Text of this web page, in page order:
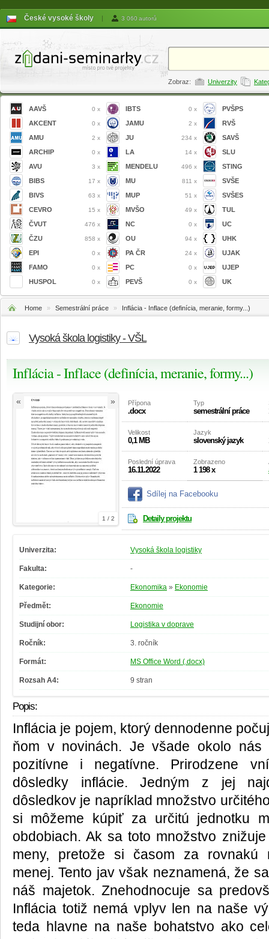
České vysoké školy | 3 060 autorů
Zobraz: Univerzity
AAVŠ 0 x
AKCENT 0 x
AMU 2 x
ARCHIP 0 x
AVU 3 x
BIBS 17 x
BIVS 63 x
CEVRO 15 x
ČVUT 476 x
ČZU 858 x
EPI 0 x
FAMO 0 x
HUSPOL 0 x
IBTS 0 x
JAMU 2 x
JU 234 x
LA 14 x
MENDELU 496 x
MU 811 x
MUP 51 x
MVŠO 49 x
NC 0 x
OU 94 x
PA ČR 24 x
PC 0 x
PEVŠ 0 x
PVŠPS
RVŠ
SAVŠ
SLU
STING
SVŠE
SVŠES
TUL
UC
UHK
UJAK
UJEP
UK
Home » Semestrální práce » Inflácia - Inflace (definícia, meranie, formy...)
Vysoká škola logistiky - VŠL
Inflácia - Inflace (definícia, meranie, formy...)
1 / 2
« » Přípona
.docx
Typ
semestrální práce
Velikost
0,1 MB
Jazyk
slovenský jazyk
Poslední úprava
16.11.2022
Zobrazeno
1 198 x
Sdílej na Facebooku
Detaily projektu
Univerzita: Vysoká škola logistiky
Fakulta: -
Kategorie: Ekonomika » Ekonomie
Předmět: Ekonomie
Studijní obor: Logistika v doprave
Ročník: 3. ročník
Formát: MS Office Word (.docx)
Rozsah A4: 9 stran
Popis:
Inflácia je pojem, ktorý dennodenne
ňom v novinách. Je všade okolo nás
pozitívne i negatívne. Prirodzene
dôsledky inflácie. Jedným z jej
dôsledkov je napríklad množstvo
si môžeme kúpiť za určitú jednotku
obdobiach. Ak sa toto množstvo
meny, pretože si časom za rovnakú
menej. Tento jav však neznamená, že
náš majetok. Znehodnocuje sa
Inflácia totiž nemá vplyv len na naše
teda hlavne na naše bohatstvo ako